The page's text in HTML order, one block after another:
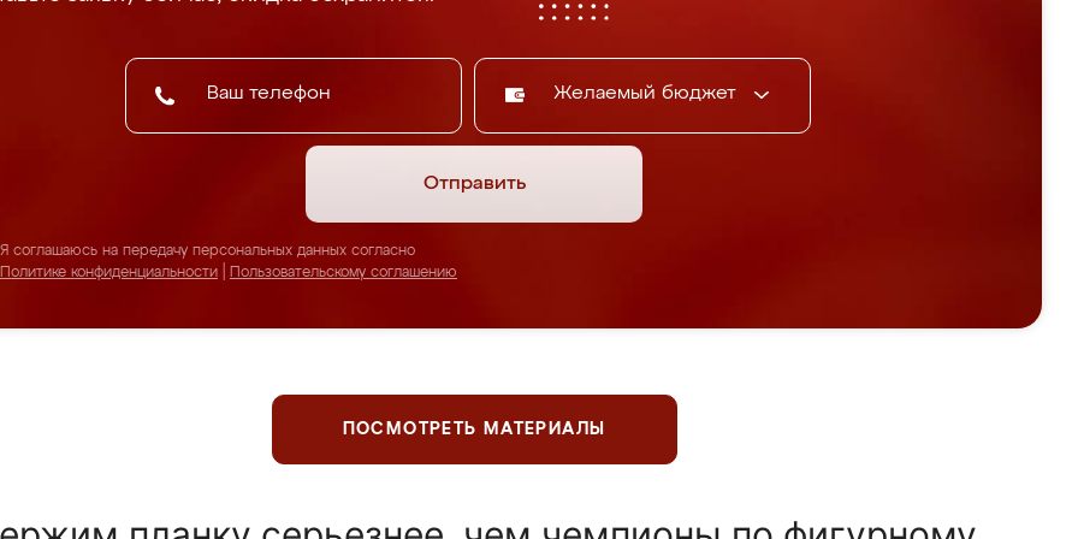
Желаемый бюджет
Отправить
Я соглашаюсь на передачу персональных данных согласно
Политике конфиденциальности
Пользовательскому соглашению
ПОСМОТРЕТЬ МАТЕРИАЛЫ